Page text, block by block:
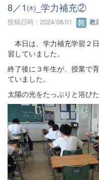
8／1㈭_学力補充②
投稿日時 : 2024/08/01 教
本日は、学力補充学習２
習していました。
終了後に３年生が、授業で
ていました。
太陽の光をたっぷりと浴び